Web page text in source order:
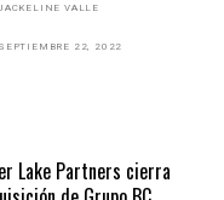
VALLE
SEPTIEMBRE 22, 2022
Lake Partners cierra